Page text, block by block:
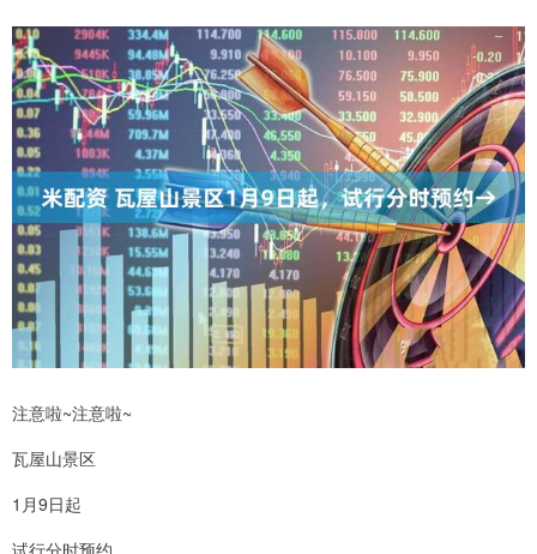
注意啦~注意啦~
瓦屋山景区
1月9日起